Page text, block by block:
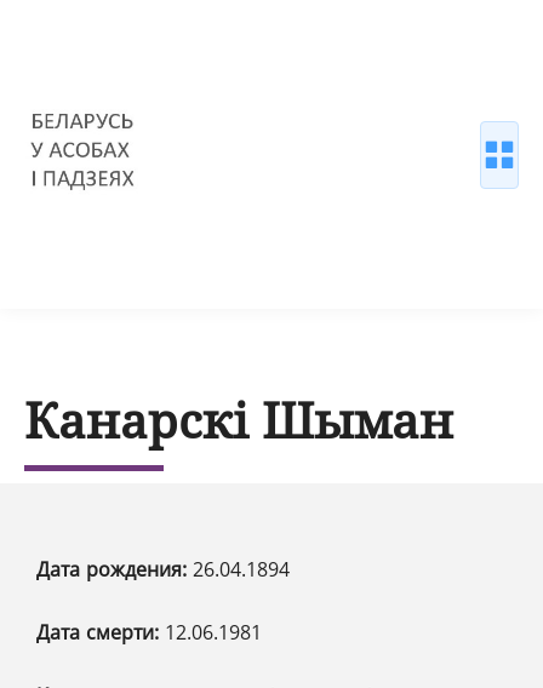
Канарскі Шыман
Дата рождения: 26.04.1894
Дата смерти: 12.06.1981